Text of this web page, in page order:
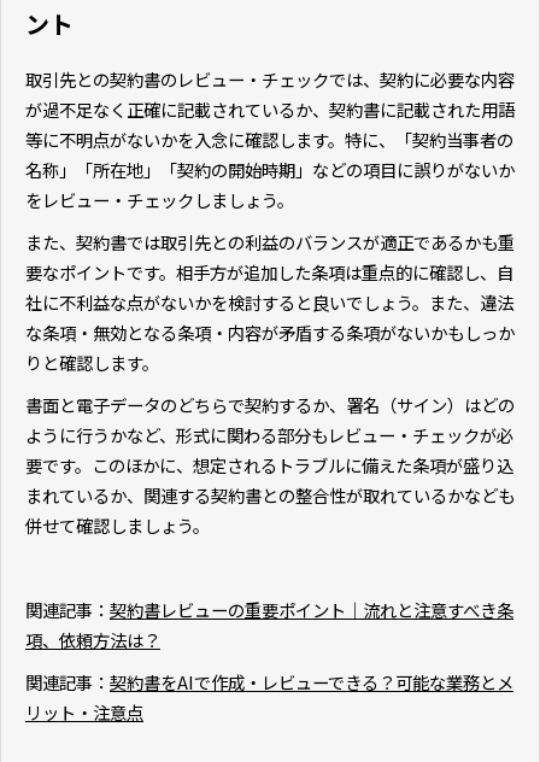
ント
取引先との契約書のレビュー・チェックでは、契約に必要な内容
が過不足なく正確に記載されているか、契約書に記載された用語
等に不明点がないかを入念に確認します。特に、「契約当事者の
名称」「所在地」「契約の開始時期」などの項目に誤りがないか
をレビュー・チェックしましょう。
また、契約書では取引先との利益のバランスが適正であるかも重
要なポイントです。相手方が追加した条項は重点的に確認し、自
社に不利益な点がないかを検討すると良いでしょう。また、違法
な条項・無効となる条項・内容が矛盾する条項がないかもしっか
りと確認します。
書面と電子データのどちらで契約するか、署名（サイン）はどの
ように行うかなど、形式に関わる部分もレビュー・チェックが必
要です。このほかに、想定されるトラブルに備えた条項が盛り込
まれているか、関連する契約書との整合性が取れているかなども
併せて確認しましょう。
関連記事： 契約書レビューの重要ポイント｜流れと注意すべき条
項、依頼方法は？
関連記事： 契約書をAIで作成・レビューできる？可能な業務とメ
リット・注意点